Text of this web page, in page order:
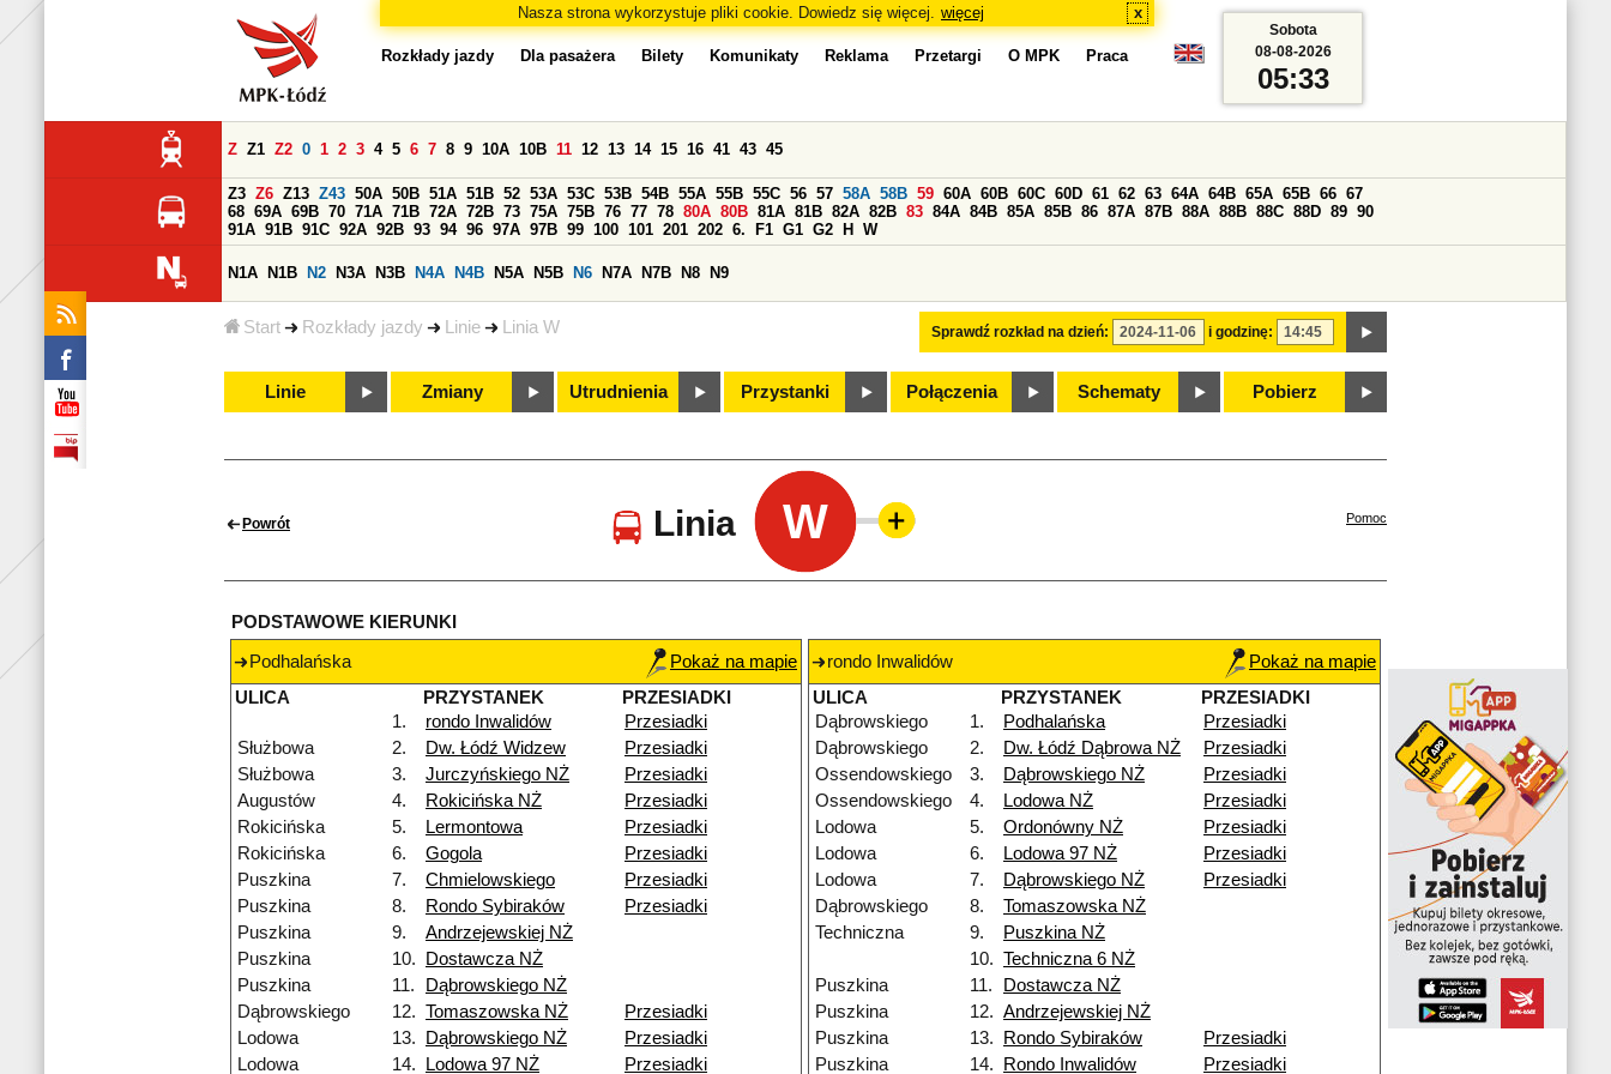
Nasza strona wykorzystuje pliki cookie. Dowiedz się więcej. więcej x
Start Rozkłady jazdy Linie Linia W
Rozkłady jazdy Dla pasażera Bilety Komunikaty Reklama Przetargi O MPK Praca
Sprawdź rozkład na dzień: i godzinę:
Z Z1 Z2 0 1 2 3 4 5 6 7 8 9 10A 10B 11 12 13 14 15 16 41 43 45
Z3 Z6 Z13 Z43 50A 50B 51A 51B 52 53A 53C 53B 54B 55A 55B 55C 56 57 58A 58B 59 60A 60B 60C 60D 61 62 63 64A 64B 65A 65B 66 67
68 69A 69B 70 71A 71B 72A 72B 73 75A 75B 76 77 78 80A 80B 81A 81B 82A 82B 83 84A 84B 85A 85B 86 87A 87B 88A 88B 88C 88D 89 90
91A 91B 91C 92A 92B 93 94 96 97A 97B 99 100 101 201 202 6. F1 G1 G2 H W
N1A N1B N2 N3A N3B N4A N4B N5A N5B N6 N7A N7B N8 N9
Linie Zmiany Utrudnienia Przystanki Połączenia Schematy Pobierz
Sobota
08-08-2026
05:33
Powrót Linia W Pomoc
PODSTAWOWE KIERUNKI
Podhalańska
Pokaż na mapie
ULICA
PRZYSTANEK
PRZESIADKI
1.
rondo Inwalidów
Przesiadki
Służbowa
2. Dw. Łódź Widzew
Przesiadki
Służbowa
3. Jurczyńskiego NŻ
Przesiadki
Augustów
4. Rokicińska NŻ
Przesiadki
Rokicińska
5. Lermontowa
Przesiadki
Rokicińska
6. Gogola
Przesiadki
Puszkina
7. Chmielowskiego
Przesiadki
Puszkina
8. Rondo Sybiraków
Przesiadki
Puszkina
9.
Andrzejewskiej NŻ
Puszkina
10.
Dostawcza NŻ
Puszkina
11.
Dąbrowskiego NŻ
Dąbrowskiego
12. Tomaszowska NŻ
Przesiadki
Lodowa
13. Dąbrowskiego NŻ
Przesiadki
Lodowa
14. Lodowa 97 NŻ Przesiadki
rondo Inwalidów
Pokaż na mapie
ULICA
PRZYSTANEK
PRZESIADKI
Dąbrowskiego
1. Podhalańska
Przesiadki
Dąbrowskiego
2. Dw. Łódź Dąbrowa NŻ
Przesiadki
Ossendowskiego
3. Dąbrowskiego NŻ
Przesiadki
Ossendowskiego
4. Lodowa NŻ
Przesiadki
Lodowa
5. Ordonówny NŻ
Przesiadki
Lodowa
6. Lodowa 97 NŻ
Przesiadki
Lodowa
7. Dąbrowskiego NŻ
Przesiadki
Dąbrowskiego
8.
Tomaszowska NŻ
Techniczna
9.
Puszkina NŻ
10. Techniczna 6 NŻ
Puszkina
11.
Dostawcza NŻ
Puszkina
12. Andrzejewskiej NŻ
Puszkina
13. Rondo Sybiraków
Przesiadki
Puszkina
14. Rondo Inwalidów Przesiadki